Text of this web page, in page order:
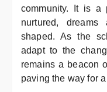
community. It is a
nurtured,
shaped. As the
adapt to the
remains a beacon
paving the way for